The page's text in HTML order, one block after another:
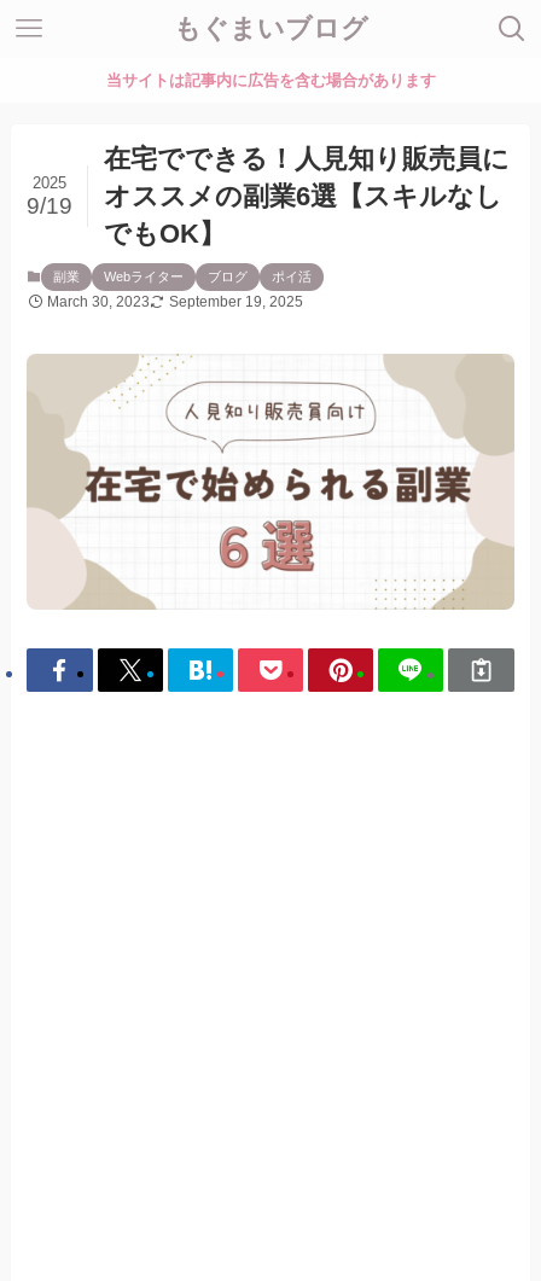
もぐまいブログ
当サイトは記事内に広告を含む場合があります
在宅でできる！人見知り販売員に
オススメの副業6選【スキルなし
でもOK】
2025
9/19
副業 Webライター ブログ ポイ活
March 30, 2023 September 19, 2025